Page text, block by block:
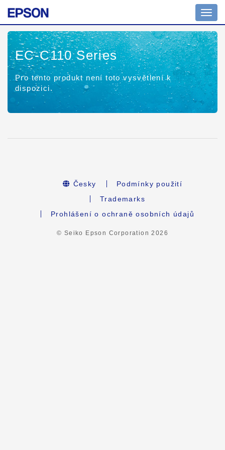
EC-C110 Series
Pro tento produkt není toto vysvětlení k
dispozici.
Česky
Podmínky použití
Trademarks
Prohlášení o ochraně osobních údajů
© Seiko Epson Corporation2026